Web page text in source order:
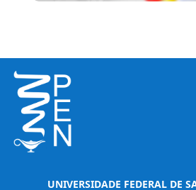
UNIVERSIDADE FEDERAL DE